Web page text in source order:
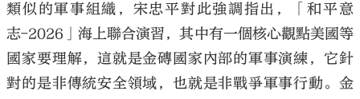
類似的軍事組織，宋忠平對此強調指出，「和平意
志-2026」海上聯合演習，其中有一個核心觀點美國等
國家要理解，這就是金磚國家內部的軍事演練，它針
對的是非傳統安全領域，也就是非戰爭軍事行動。金